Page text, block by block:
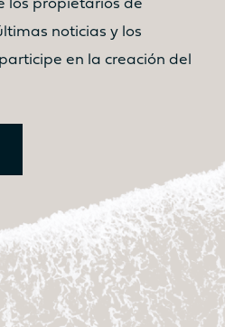
los propietarios de
noticias y los
en la creación del